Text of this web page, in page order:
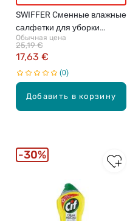
Добавить в корзину
SWIFFER Cменные влажные
салфетки для уборки
полов, 48шт.
Обычная цена
17,63 €
25,19 €
0
30%